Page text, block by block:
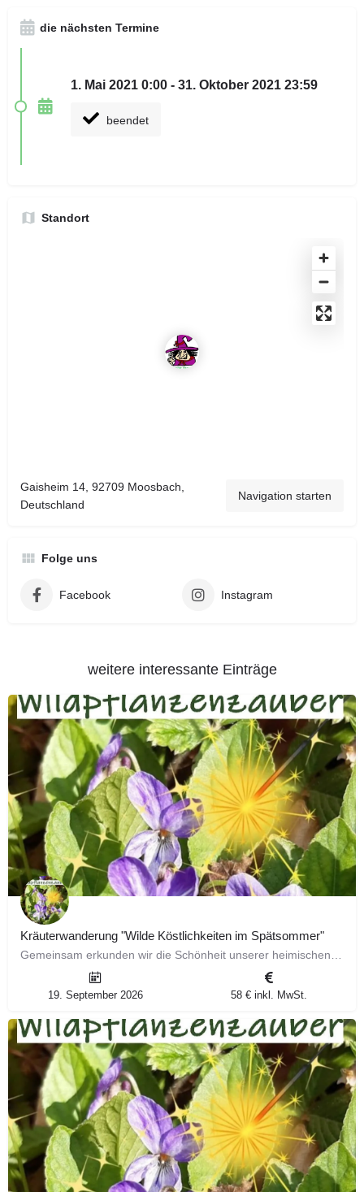
die nächsten Termine
1. Mai 2021 0:00 - 31. Oktober 2021 23:59
beendet
Standort
Gaisheim 14, 92709 Moosbach,
Deutschland
Navigation starten
Folge uns
Facebook Instagram
weitere interessante Einträge
Kräuterwanderung "Wilde Köstlichkeiten im Spätsommer"
19. September 2026 58 € inkl. MwSt.